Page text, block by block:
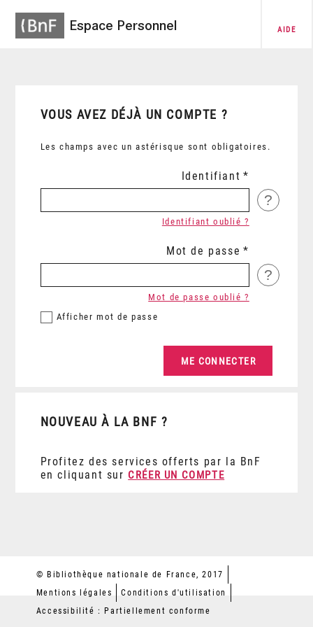
Espace Personnel AIDE
VOUS AVEZ DÉJÀ UN COMPTE ?
Les champs avec un astérisque sont obligatoires.
Identifiant
?
Identifiant oublié ?
Mot de passe
?
Afficher mot de passe
Mot de passe oublié ?
NOUVEAU À LA BNF ?
Profitez des services offerts par la BnF
en cliquant sur CRÉER UN COMPTE
© Bibliothèque nationale de France, 2017
Mentions légales
Conditions d'utilisation
Accessibilité : Partiellement conforme